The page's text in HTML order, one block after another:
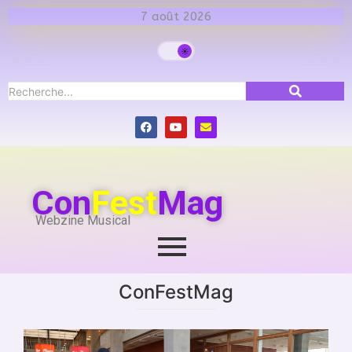
7 août 2026
ConFestMag
Webzine Musical
ConFestMag